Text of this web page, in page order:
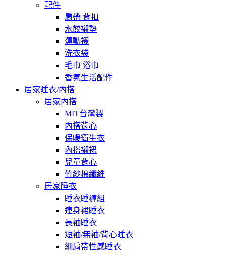
配件
肩帶 背扣
水餃襯墊
運動襪
洗衣袋
毛巾 浴巾
香氛生活配件
居家睡衣/內搭
居家內搭
MIT台灣製
內搭背心
保暖衛生衣
內搭襯裙
兒童背心
竹紗棉纖維
居家睡衣
睡衣睡褲組
連身裙睡衣
長袖睡衣
短袖/無袖/背心睡衣
細肩帶性感睡衣